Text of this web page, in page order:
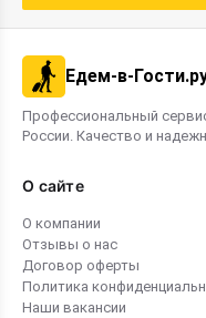
Едем-в-
Профессиональный
России. Качество и
О сайте
О компании
Отзывы о нас
Договор оферты
Политика
Наши вакансии